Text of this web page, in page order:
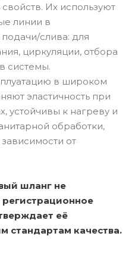
Их используют
линии в
слива: для
циркуляции, отбора
системы.
в широком
эластичность при
устойчивы к нагреву и
обработки,
от
шланг не
её
стандартам качества.